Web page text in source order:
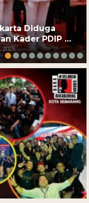
Diduga
Kader PDIP …
2025